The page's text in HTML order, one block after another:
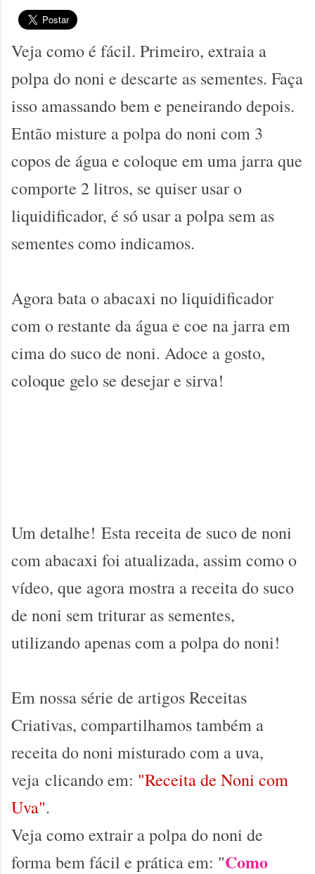
Veja como é fácil. Primeiro, extraia a
polpa do noni e descarte as sementes. Faça
isso amassando bem e peneirando depois.
Então misture a polpa do noni com 3
copos de água e coloque em uma jarra que
comporte 2 litros, se quiser usar o
liquidificador, é só usar a polpa sem as
sementes como indicamos.
Agora bata o abacaxi no liquidificador
com o restante da água e coe na jarra em
cima do suco de noni. Adoce a gosto,
coloque gelo se desejar e sirva!
Um detalhe! Esta receita de suco de noni
com abacaxi foi atualizada, assim como o
vídeo, que agora mostra a receita do suco
de noni sem triturar as sementes,
utilizando apenas com a polpa do noni!
Em nossa série de artigos Receitas
Criativas, compartilhamos também a
receita do noni misturado com a uva,
veja clicando em: "Receita de Noni com
Uva".
Veja como extrair a polpa do noni de
forma bem fácil e prática em: "Como